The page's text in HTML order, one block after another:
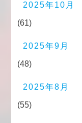
2025年10月
(61)
2025年9月
(48)
2025年8月
(55)